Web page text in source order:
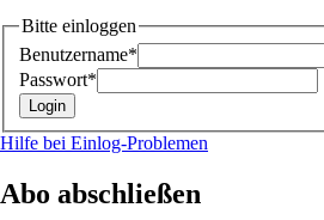
Bitte einloggen
Benutzername*
Passwort*
Hilfe bei Einlog-Problemen
Abo abschließen